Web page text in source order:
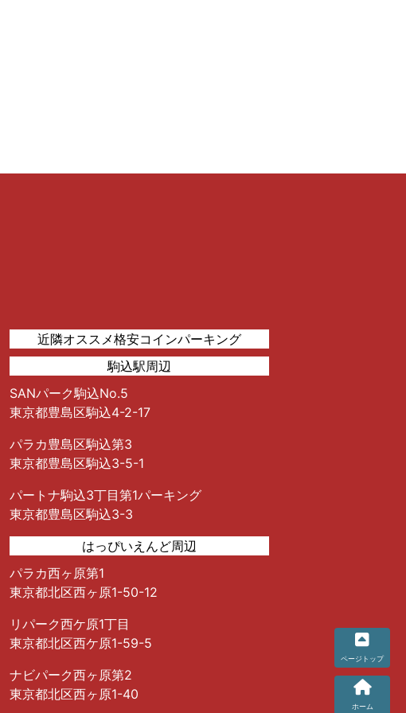
近隣オススメ格安コインパーキング
駒込駅周辺
SANパーク駒込No.5
東京都豊島区駒込4-2-17
パラカ豊島区駒込第3
東京都豊島区駒込3-5-1
パートナ駒込3丁目第1パーキング
東京都豊島区駒込3-3
はっぴいえんど周辺
パラカ西ヶ原第1
東京都北区西ヶ原1-50-12
リパーク西ケ原1丁目
東京都北区西ケ原1-59-5
ナビパーク西ヶ原第2
東京都北区西ヶ原1-40